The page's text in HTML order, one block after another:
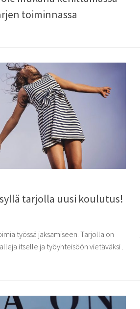
toiminnassa
tarjolla uusi koulutus!
työssä jaksamiseen. Tarjolla on
itselle ja työyhteisöön vietäväksi .